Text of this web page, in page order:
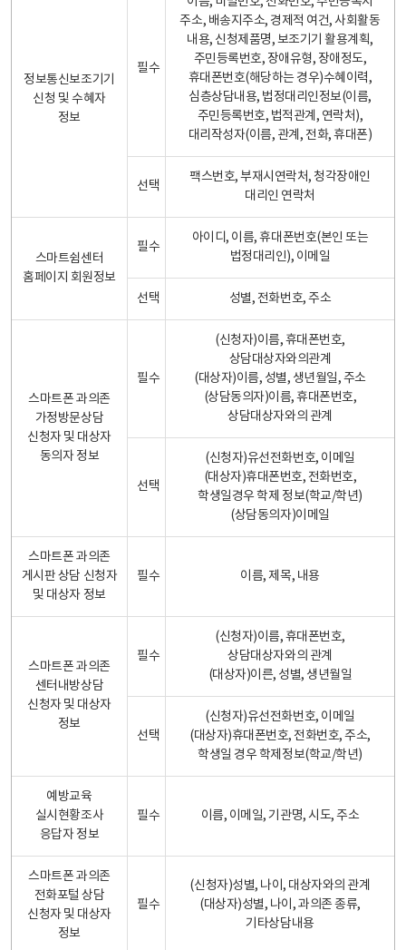
정보통신보조기기
신청 및 수혜자
정보
필수
주소, 배송지주소, 경제적 여건, 사회활동
내용, 신청제품명, 보조기기 활용계획,
주민등록번호, 장애유형, 장애정도,
휴대폰번호(해당하는 경우)수혜이력,
심층상담내용, 법정대리인정보(이름,
주민등록번호, 법적관계, 연락처),
대리작성자(이름, 관계, 전화, 휴대폰)
선택
팩스번호, 부재시연락처, 청각장애인
대리인 연락처
스마트쉼센터
홈페이지 회원정보
필수
아이디, 이름, 휴대폰번호(본인 또는
법정대리인), 이메일
선택 성별, 전화번호, 주소
스마트폰 과의존
가정방문상담
신청자 및 대상자
동의자 정보
필수
(신청자)이름, 휴대폰번호,
상담대상자와의관계
(대상자)이름, 성별, 생년월일, 주소
(상담동의자)이름, 휴대폰번호,
상담대상자와의 관계
선택
(신청자)유선전화번호, 이메일
(대상자)휴대폰번호, 전화번호,
학생일경우 학제 정보(학교/학년)
(상담동의자)이메일
스마트폰 과의존
게시판 상담 신청자
및 대상자 정보
필수 이름, 제목, 내용
스마트폰 과의존
센터내방상담
신청자 및 대상자
정보
필수
(신청자)이름, 휴대폰번호,
상담대상자와의 관계
(대상자)이른, 성별, 생년월일
선택
(신청자)유선전화번호, 이메일
(대상자)휴대폰번호, 전화번호, 주소,
학생일 경우 학제정보(학교/학년)
예방교육
실시현황조사
응답자 정보
필수 이름, 이메일, 기관명, 시도, 주소
스마트폰 과의존
전화포털 상담
신청자 및 대상자
정보
필수
(신청자)성별, 나이, 대상자와의 관계
(대상자)성별, 나이, 과의존 종류,
기타상담내용